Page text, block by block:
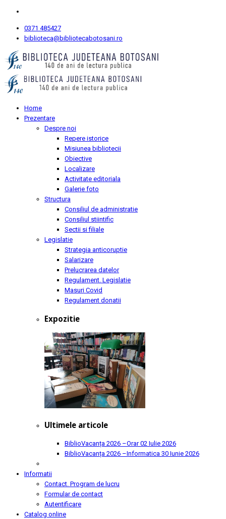
0371 485427
biblioteca@bibliotecabotosani.ro
Home
Prezentare
Despre noi
Repere istorice
Misiunea bibliotecii
Obiective
Localizare
Activitate editoriala
Galerie foto
Structura
Consiliul de administratie
Consiliul stiintific
Sectii si filiale
Legislatie
Strategia anticoruptie
Salarizare
Prelucrarea datelor
Regulament. Legislatie
Masuri Covid
Regulament donatii
Expozitie
Ultimele articole
BiblioVacanța 2026 –Orar02 Iulie 2026
BiblioVacanța 2026 –Informatica 30 Iunie 2026
Informatii
Contact. Program de lucru
Formular de contact
Autentificare
Catalog online